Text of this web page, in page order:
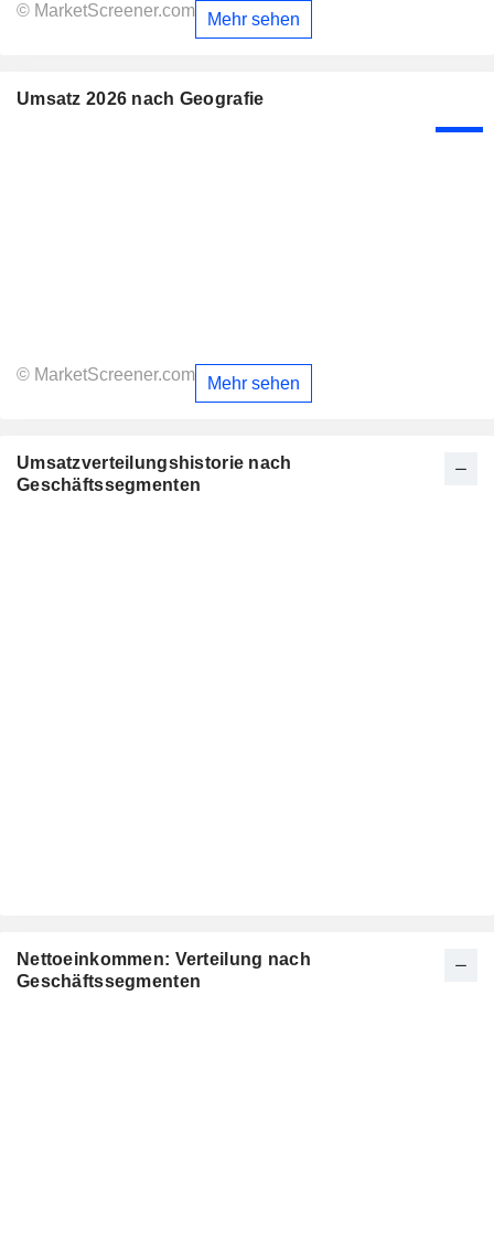
© MarketScreener.com Mehr sehen
Umsatz 2026 nach Geografie
© MarketScreener.com Mehr sehen
Umsatzverteilungshistorie nach
Geschäftssegmenten
Nettoeinkommen: Verteilung nach
Geschäftssegmenten